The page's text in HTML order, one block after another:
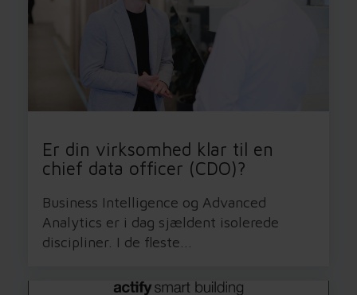
Er din virksomhed klar til en
chief data officer (CDO)?
Business Intelligence og Advanced
Analytics er i dag sjældent isolerede
discipliner. I de fleste...